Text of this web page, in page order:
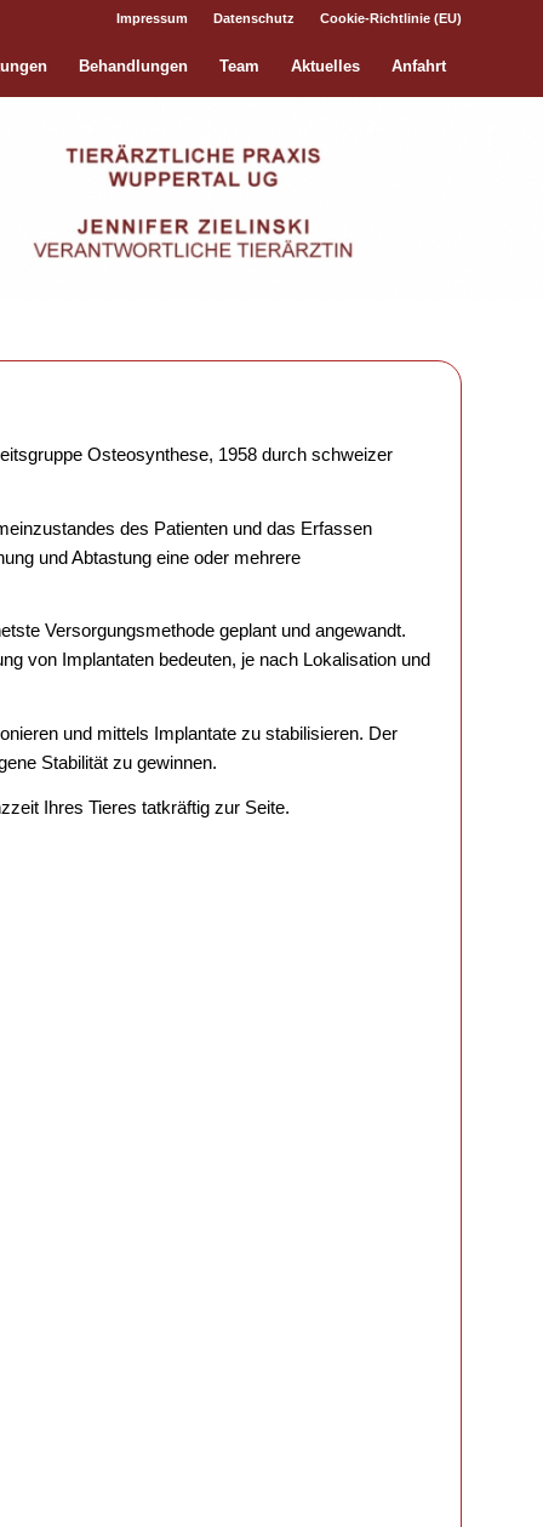
Impressum Datenschutz Cookie-Richtlinie (EU)
Behandlungen Team Aktuelles Anfahrt
Osteosynthese, 1958 durch schweizer
des Patienten und das Erfassen
und Abtastung eine oder mehrere
Versorgungsmethode geplant und angewandt.
von Implantaten bedeuten, je nach Lokalisation und
und mittels Implantate zu stabilisieren. Der
Stabilität zu gewinnen.
Ihres Tieres tatkräftig zur Seite.